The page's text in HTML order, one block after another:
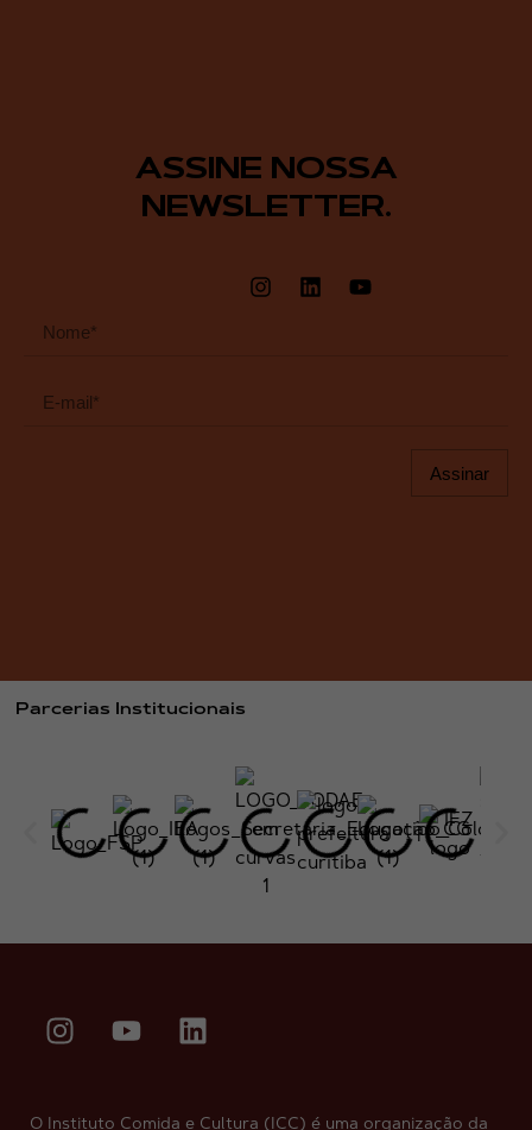
ASSINE NOSSA
NEWSLETTER.
Assinar
Parcerias Institucionais
O Instituto Comida e Cultura (ICC) é uma organização da